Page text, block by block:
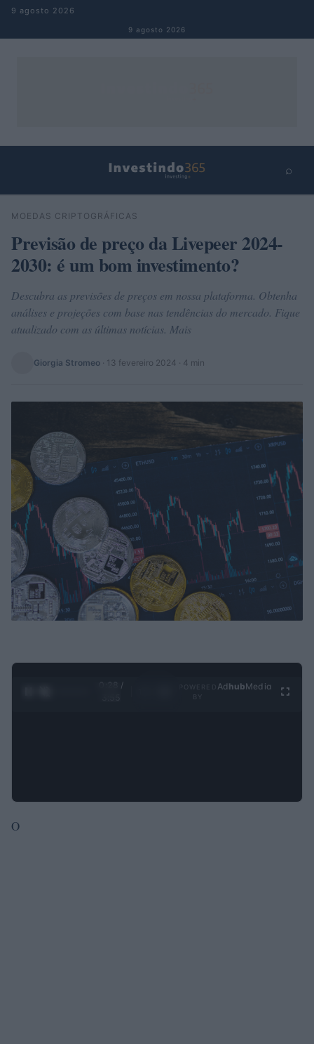
Pular para o conteúdo
9 agosto 2026
9 agosto 2026
⌕
Buscar
MOEDAS CRIPTOGRÁFICAS
Previsão de preço da Livepeer 2024-
2030: é um bom investimento?
Descubra as previsões de preços em nossa plataforma. Obtenha
análises e projeções com base nas tendências do mercado. Fique
atualizado com as últimas notícias. Mais
Giorgia Stromeo · 13 fevereiro 2024 · 4 min
0:29 /
Ad hubMedia
O